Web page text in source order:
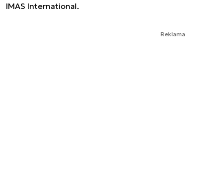
IMAS International.
Reklama